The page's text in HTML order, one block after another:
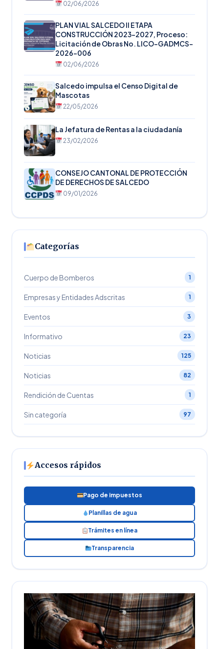
02/06/2026
PLAN VIAL SALCEDO II ETAPA
CONSTRUCCIÓN 2023-2027, Proceso:
Licitación de Obras No. LICO-GADMCS-
2026-006
02/06/2026
Salcedo impulsa el Censo Digital de
Mascotas
22/05/2026
La Jefatura de Rentas a la ciudadanía
23/02/2026
CONSEJO CANTONAL DE PROTECCIÓN
DE DERECHOS DE SALCEDO
09/01/2026
Categorías
Cuerpo de Bomberos 1
Empresas y Entidades Adscritas 1
Eventos 3
Informativo 23
Noticias 125
Noticias 82
Rendición de Cuentas 1
Sin categoría 97
Accesos rápidos
Pago de impuestos
Planillas de agua
Trámites en línea
Transparencia